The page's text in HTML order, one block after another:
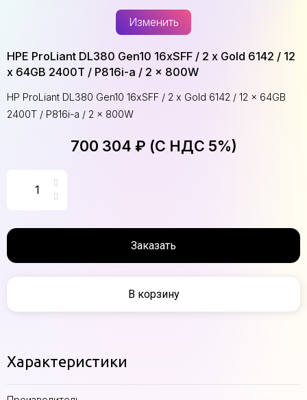
Изменить
HPE ProLiant DL380 Gen10 16xSFF / 2 x Gold 6142 / 12
x 64GB 2400T / P816i-a / 2 x 800W
HP ProLiant DL380 Gen10 16xSFF / 2 x Gold 6142 / 12 x 64GB
2400T / P816i-a / 2 x 800W
700 304 ₽ (С НДС 5%)
Заказать
В корзину
Характеристики